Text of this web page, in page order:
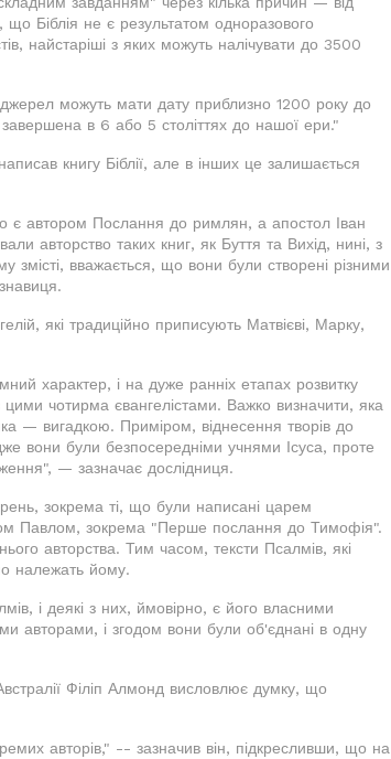
Біблія не є результатом одноразового
найстаріші з яких можуть налічувати до 3500
можуть мати дату приблизно 1200 року до
в 6 або 5 століттях до нашої ери."
книгу Біблії, але в інших це залишається
є автором Послання до римлян, а апостол Іван
авторство таких книг, як Буття та Вихід, нині, з
змісті, вважається, що вони були створені різними
які традиційно приписують Матвієві, Марку,
характер, і на дуже ранніх етапах розвитку
цими чотирма євангелістами. Важко визначити, яка
— вигадкою. Приміром, віднесення творів до
вони були безпосередніми учнями Ісуса, проте
— зазначає дослідниця.
зокрема ті, що були написані царем
Павлом, зокрема "Перше послання до Тимофія".
авторства. Тим часом, тексти Псалмів, які
належать йому.
і деякі з них, ймовірно, є його власними
авторами, і згодом вони були об'єднані в одну
Австралії Філіп Алмонд висловлює думку, що
авторів," -- зазначив він, підкресливши, що на